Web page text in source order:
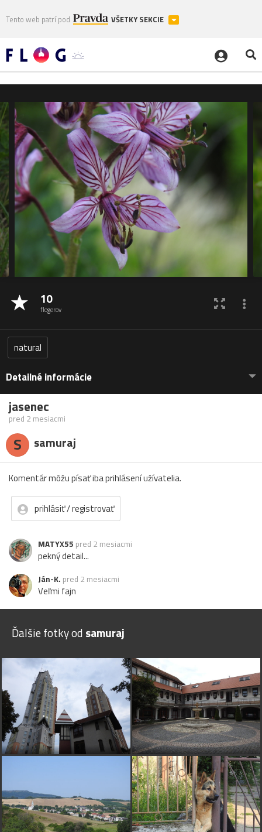
Tento web patrí pod VŠETKY SEKCIE
10
flogerov
natural
Detailné informácie
jasenec
pred 2 mesiacmi
S samuraj
Komentár môžu písať iba prihlásení užívatelia.
prihlásiť / registrovať
MATYX55 pred 2 mesiacmi
pekný detail...
Ján-K. pred 2 mesiacmi
Veľmi fajn
Ďalšie fotky od samuraj